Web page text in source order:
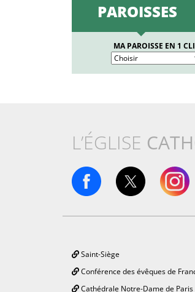
PAROISSES
MA PAROISSE EN 1
L’ÉGLISE
Saint-Siège
Conférence des évêques de
Cathédrale Notre-Dame de Paris